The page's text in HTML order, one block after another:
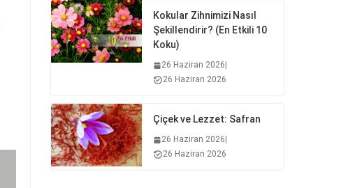
Kokular Zihnimizi Nasıl
Şekillendirir? (En Etkili 10
Koku)
26 Haziran 2026
26 Haziran 2026
Çiçek ve Lezzet: Safran
26 Haziran 2026
26 Haziran 2026